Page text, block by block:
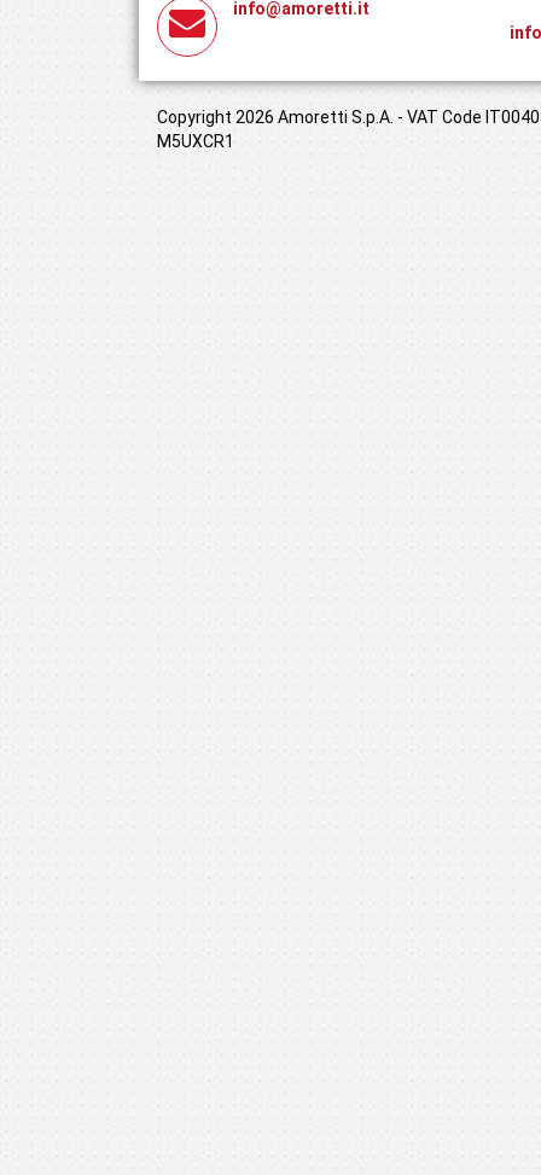
info@amoretti.it
Copyright 2026 Amoretti S.p.A. - VAT Code
M5UXCR1